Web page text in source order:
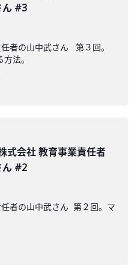
ん #3
者の山中武さん 第３回。
法。
式会社 教育事業責任者
ん #2
者の山中武さん 第２回。マ